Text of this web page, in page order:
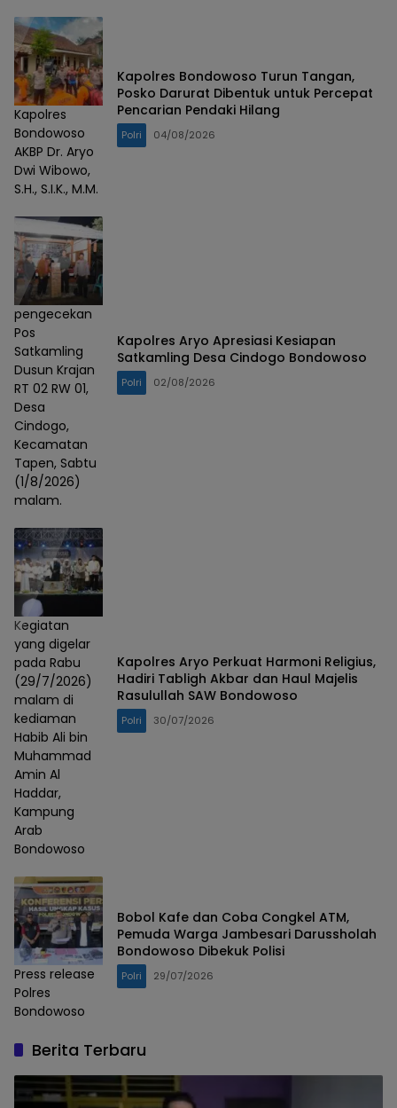
Kapolres
Bondowoso
AKBP Dr. Aryo
Dwi Wibowo,
S.H., S.I.K., M.M.
Kapolres Bondowoso Turun Tangan,
Posko Darurat Dibentuk untuk Percepat
Pencarian Pendaki Hilang
Polri 04/08/2026
pengecekan
Pos
Satkamling
Dusun Krajan
RT 02 RW 01,
Desa
Cindogo,
Kecamatan
Tapen, Sabtu
(1/8/2026)
malam.
Kapolres Aryo Apresiasi Kesiapan
Satkamling Desa Cindogo Bondowoso
Polri 02/08/2026
Kegiatan
yang digelar
pada Rabu
(29/7/2026)
malam di
kediaman
Habib Ali bin
Muhammad
Amin Al
Haddar,
Kampung
Arab
Bondowoso
Kapolres Aryo Perkuat Harmoni Religius,
Hadiri Tabligh Akbar dan Haul Majelis
Rasulullah SAW Bondowoso
Polri 30/07/2026
Press release
Polres
Bondowoso
Bobol Kafe dan Coba Congkel ATM,
Pemuda Warga Jambesari Darussholah
Bondowoso Dibekuk Polisi
Polri 29/07/2026
Berita Terbaru